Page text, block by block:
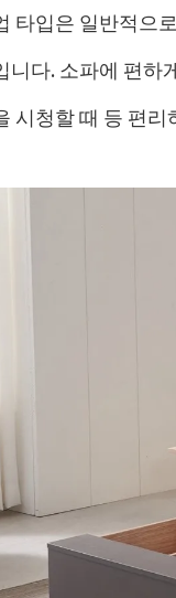
타입은 일반적으
니다. 소파에 편하
시청할 때 등 편